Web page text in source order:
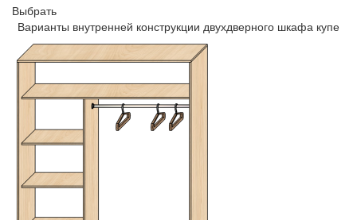
Выбрать
Варианты внутренней конструкции двухдверного шкафа купе